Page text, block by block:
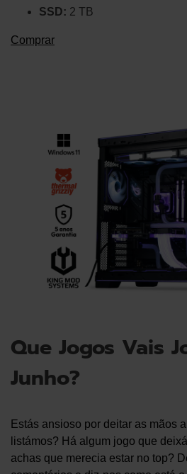
SSD: 2 TB
Comprar
Que Jogos Vais
Junho?
Estás ansioso por deitar as mãos
listámos? Há algum jogo que
achas que merecia estar no top?